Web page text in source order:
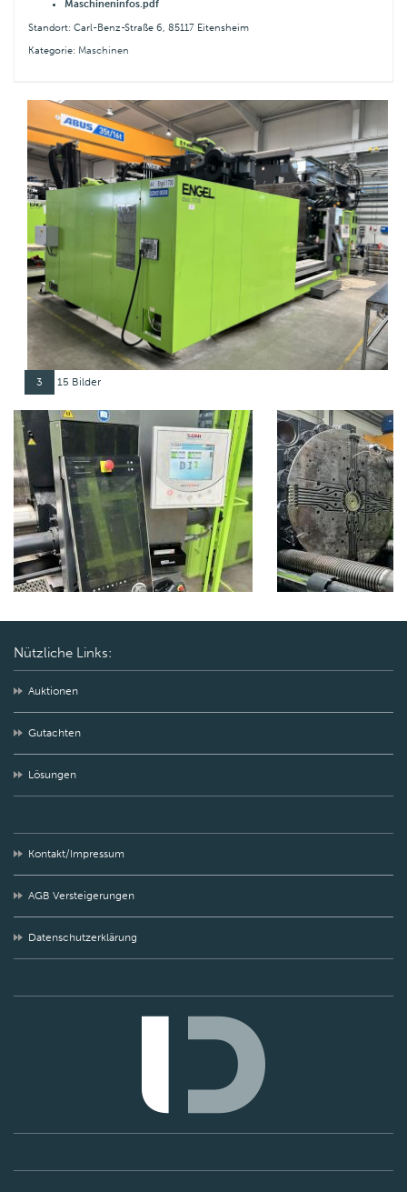
Maschineninfos.pdf
Standort: Carl-Benz-Straße 6, 85117 Eitensheim
Kategorie: Maschinen
3 15 Bilder
Nützliche Links:
Auktionen
Gutachten
Lösungen
Kontakt/Impressum
AGB Versteigerungen
Datenschutzerklärung